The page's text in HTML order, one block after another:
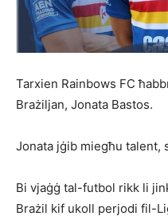
Tarxien Rainbows FC
Brażiljan, Jonata Bastos.
Jonata jġib miegħu talent,
Bi vjaġġ tal-futbol rikk li
Brażil kif ukoll perjodi fil-